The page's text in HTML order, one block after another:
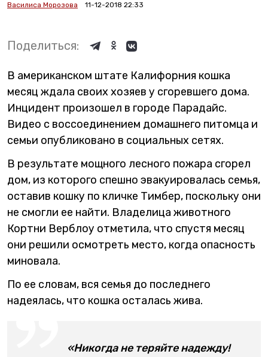
Василиса Морозова 11-12-2018 22:33
Поделиться:
В американском штате Калифорния кошка
месяц ждала своих хозяев у сгоревшего дома.
Инцидент произошел в городе Парадайс.
Видео с воссоединением домашнего питомца и
семьи опубликовано в социальных сетях.
В результате мощного лесного пожара сгорел
дом, из которого спешно эвакуировалась семья,
оставив кошку по кличке Тимбер, поскольку они
не смогли ее найти. Владелица животного
Кортни Верблоу отметила, что спустя месяц
они решили осмотреть место, когда опасность
миновала.
По ее словам, вся семья до последнего
надеялась, что кошка осталась жива.
«Никогда не теряйте надежду!